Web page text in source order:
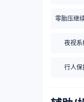
零胎压继
夜视系
行人保